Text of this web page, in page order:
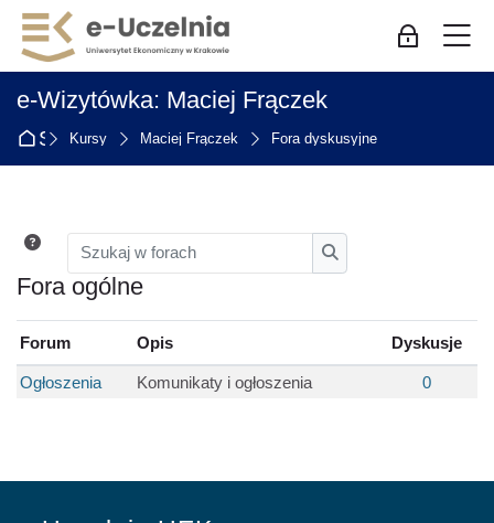
Skip to navigation
Skip to login form
Przejdź do głównej zawartości
Skip to accessibility options
Skip to footer
Skip accessibility options
Zaloguj
e-Wizytówka: Maciej Frączek
Strona główna
Kursy Maciej Frączek Fora dyskusyjne
Szukaj w forach
Szukaj w forach
Fora ogólne
Forum Opis Dyskusje
Ogłoszenia Komunikaty i ogłoszenia 0